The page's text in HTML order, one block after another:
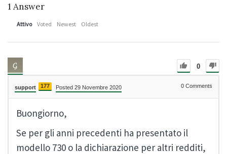
1 Answer
Attivo Voted Newest Oldest
0
support 177 Posted 29 Novembre 2020 0 Comments
Buongiorno,
Se per gli anni precedenti ha presentato il
modello 730 o la dichiarazione per altri redditi,